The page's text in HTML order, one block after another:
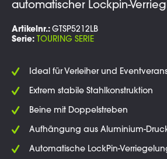
automatischer Lockpin-
Artikelnr.: GTSP5212LB
Serie: TOURING SERIE
Ideal für Verleiher und
Extrem stabile Stahlkonstruktion
Beine mit Doppelstreben
Aufhängung aus Aluminium-
Automatische LockPin-